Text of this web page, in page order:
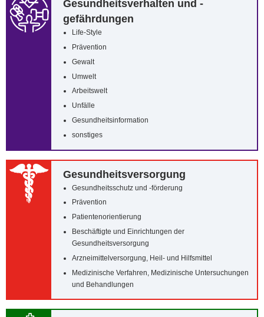
Gesundheitsverhalten und -
gefährdungen
Life-Style
Prävention
Gewalt
Umwelt
Arbeitswelt
Unfälle
Gesundheitsinformation
sonstiges
Gesundheitsversorgung
Gesundheitsschutz und -förderung
Prävention
Patientenorientierung
Beschäftigte und Einrichtungen der
Gesundheitsversorgung
Arzneimittelversorgung, Heil- und Hilfsmittel
Medizinische Verfahren, Medizinische Untersuchungen
und Behandlungen